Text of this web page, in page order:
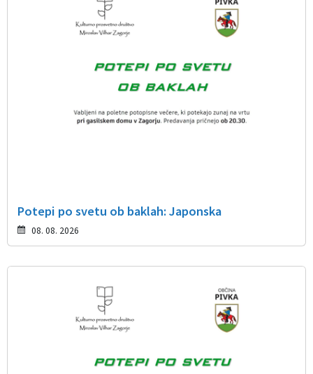
Potepi po svetu ob baklah: Japonska
08. 08. 2026